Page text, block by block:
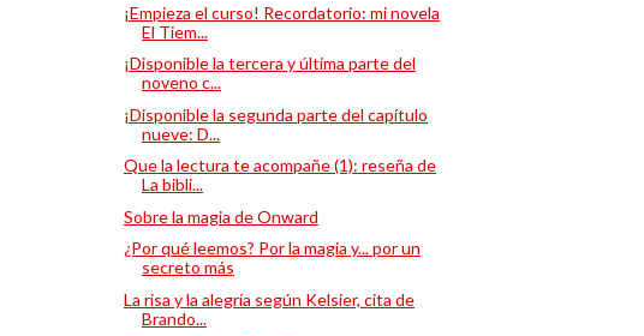
¡Empieza el curso! Recordatorio: mi novela
El Tiem...
¡Disponible la tercera y última parte del
noveno c...
¡Disponible la segunda parte del capítulo
nueve: D...
Que la lectura te acompañe (1): reseña de
La bibli...
Sobre la magia de Onward
¿Por qué leemos? Por la magia y... por un
secreto más
La risa y la alegría según Kelsier, cita de
Brando...